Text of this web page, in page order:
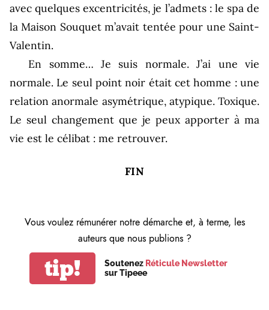
avec quelques excentricités, je l’admets : le spa de
la Maison Souquet m’avait tentée pour une Saint-
Valentin.
En somme… Je suis normale. J’ai une vie
normale. Le seul point noir était cet homme : une
relation anormale asymétrique, atypique. Toxique.
Le seul changement que je peux apporter à ma
vie est le célibat : me retrouver.
FIN
Vous voulez rémunérer notre démarche et, à terme, les
auteurs que nous publions ?
tip! Soutenez Réticule Newsletter
sur Tipeee